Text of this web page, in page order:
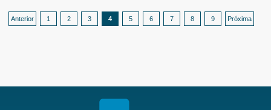
Anterior 1 2 3 4 5 6 7 8 9 Próxima